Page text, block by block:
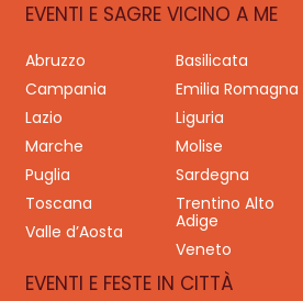
EVENTI E SAGRE VICINO A ME
Abruzzo Basilicata
Campania
Emilia Romagna
Lazio
Liguria
Marche
Molise
Puglia
Sardegna
Toscana
Trentino Alto
Adige
Valle d’Aosta
Veneto
EVENTI E FESTE IN CITTÀ